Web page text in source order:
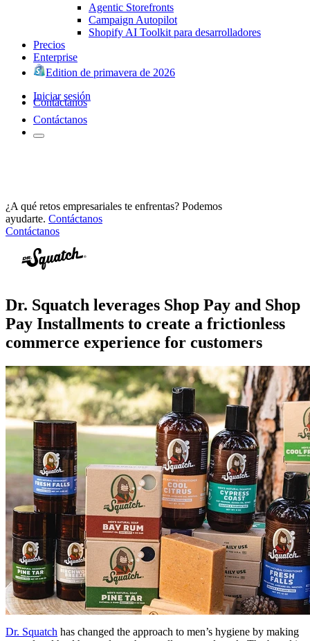
Agentic Storefronts
Campaign Autopilot
Shopify AI Toolkit para desarrolladores
Precios
Enterprise
Edition de primavera de 2026
Iniciar sesión
Contáctanos
Contáctanos
¿A qué retos empresariales te enfrentas? Podemos
ayudarte. Contáctanos
Contáctanos
Dr. Squatch leverages Shop Pay and Shop
Pay Installments to create a frictionless
commerce experience for customers
Dr. Squatch has changed the approach to men’s hygiene by making